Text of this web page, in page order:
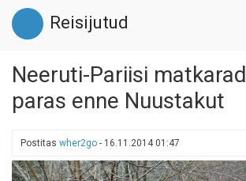
Liigu
edasi
põhisisu
Reisijutud
Neeruti-Pariisi
paras enne Nuustakut
Postitas wher2go - 16.11.2014 01:47